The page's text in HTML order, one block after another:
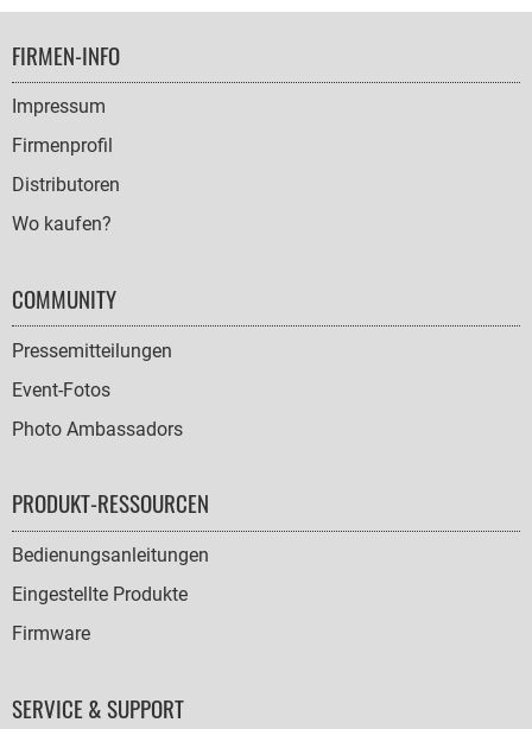
FOOTER
NAVIGATION
FIRMEN-INFO
Impressum
Firmenprofil
Distributoren
Wo kaufen?
COMMUNITY
Pressemitteilungen
Event-Fotos
Photo Ambassadors
PRODUKT-RESSOURCEN
Bedienungsanleitungen
Eingestellte Produkte
Firmware
SERVICE & SUPPORT